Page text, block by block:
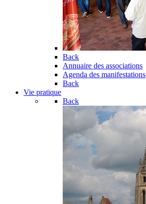
Back
Annuaire des associations
Agenda des manifestations
Back
Vie pratique
Back